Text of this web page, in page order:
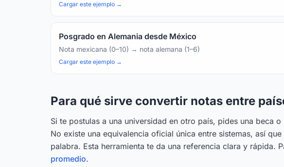
Cargar este ejemplo →
Posgrado en Alemania desde México
Nota mexicana (0–10) → nota alemana (1–6)
Cargar este ejemplo →
Para qué sirve convertir notas entre
Si te postulas a una universidad en otro país, pides una beca
No existe una equivalencia oficial única entre sistemas, así
palabra. Esta herramienta te da una referencia clara y rápida.
promedio.